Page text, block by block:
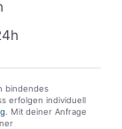
bindendes
erfolgen individuell
. Mit deiner Anfrage